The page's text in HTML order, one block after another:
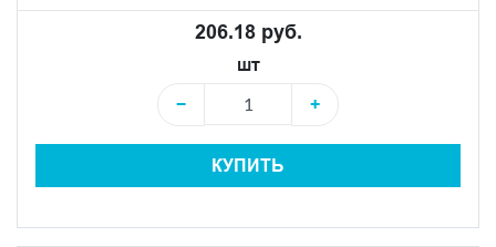
206.18 руб.
шт
−
+
КУПИТЬ